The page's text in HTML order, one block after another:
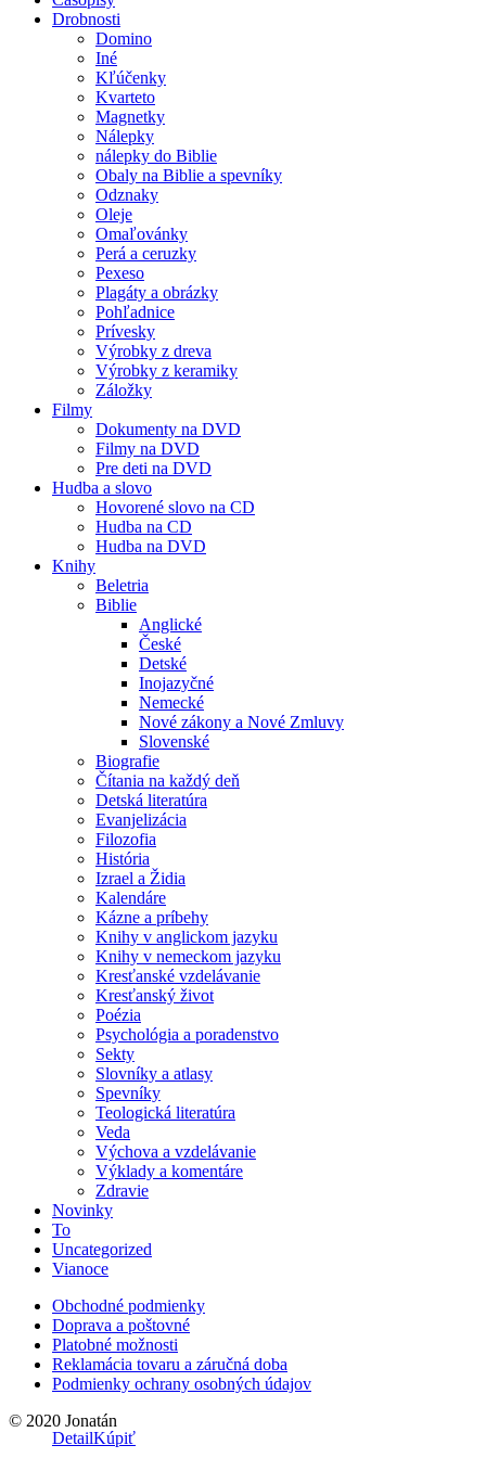
DetailKúpiť
Drobnosti
Domino
Iné
Kľúčenky
Kvarteto
Magnetky
Nálepky
nálepky do Biblie
Obaly na Biblie a spevníky
Odznaky
Oleje
Omaľovánky
Perá a ceruzky
Pexeso
Plagáty a obrázky
Pohľadnice
Prívesky
Výrobky z dreva
Výrobky z keramiky
Záložky
Filmy
Dokumenty na DVD
Filmy na DVD
Pre deti na DVD
Hudba a slovo
Hovorené slovo na CD
Hudba na CD
Hudba na DVD
Knihy
Beletria
Biblie
Anglické
České
Detské
Inojazyčné
Nemecké
Nové zákony a Nové Zmluvy
Slovenské
Biografie
Čítania na každý deň
Detská literatúra
Evanjelizácia
Filozofia
História
Izrael a Židia
Kalendáre
Kázne a príbehy
Knihy v anglickom jazyku
Knihy v nemeckom jazyku
Kresťanské vzdelávanie
Kresťanský život
Poézia
Psychológia a poradenstvo
Sekty
Slovníky a atlasy
Spevníky
Teologická literatúra
Veda
Výchova a vzdelávanie
Výklady a komentáre
Zdravie
Novinky
To
Uncategorized
Vianoce
Obchodné podmienky
Doprava a poštovné
Platobné možnosti
Reklamácia tovaru a záručná doba
Podmienky ochrany osobných údajov
© 2020 Jonatán